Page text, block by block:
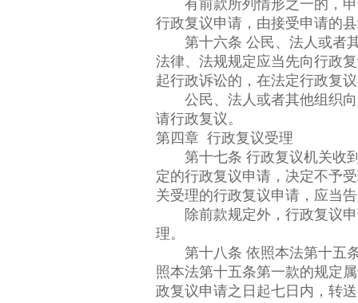
有前款所列情形之一的，申
行政复议申请，由接受申请的
第十六条 公民、法人或者其
法律、法规规定应当先向行政
起行政诉讼的，在法定行政复
公民、法人或者其他组织向
请行政复议。
第四章 行政复议受理
第十七条 行政复议机关收到
定的行政复议申请，决定不予
关受理的行政复议申请，应当
除前款规定外，行政复议申
理。
第十八条 依照本法第十五条
照本法第十五条第一款的规定
政复议申请之日起七日内，转